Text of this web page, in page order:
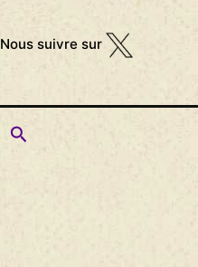
Nous suivre sur
Rechercher